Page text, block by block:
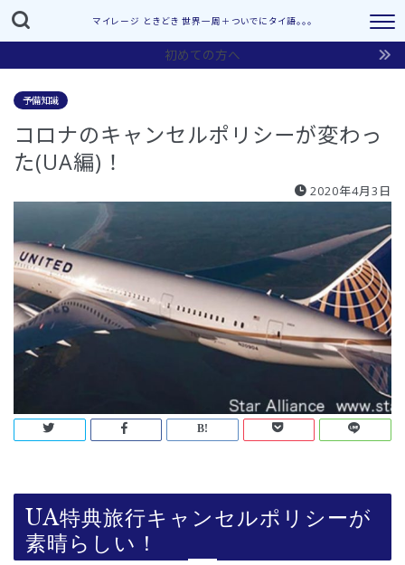
マイレージ ときどき 世界一周＋ついでにタイ語。。。
初めての方へ
予備知識
コロナのキャンセルポリシーが変わっ
た(UA編)！
2020年4月3日
UA特典旅行キャンセルポリシーが
素晴らしい！